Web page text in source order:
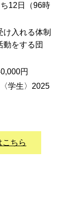
12日（96時
け入れる体制
動をする団
円
学生〉2025
ちら